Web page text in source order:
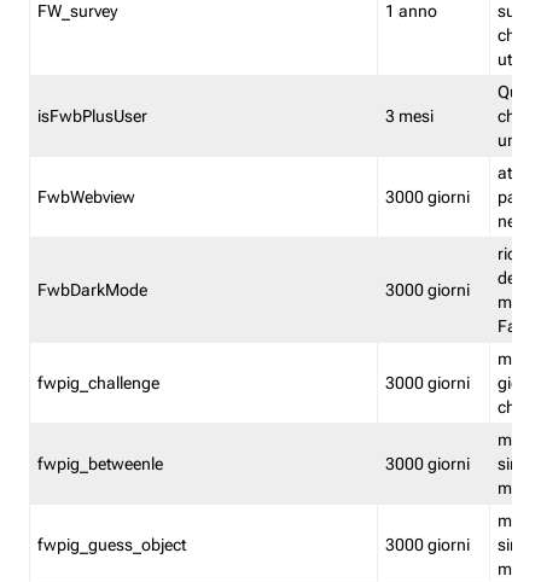
FW_survey 1 anno
utenti
isFwbPlusUser 3 mesi
che
una
FwbWebview 3000 giorni
attiva
FwbDarkMode 3000 giorni
fwpig_challenge 3000 giorni
fwpig_betweenle 3000 giorni
fwpig_guess_object 3000 giorni